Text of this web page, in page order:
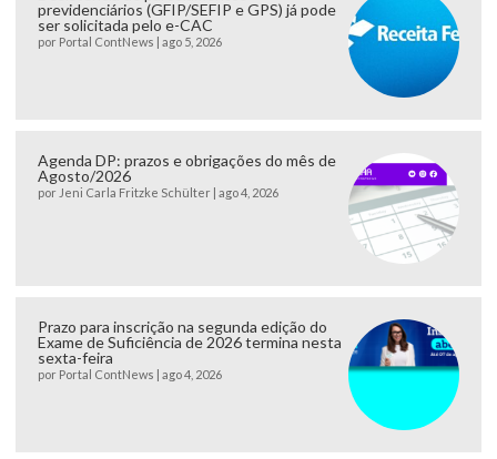
previdenciários (GFIP/SEFIP e GPS) já pode
ser solicitada pelo e-CAC
por Portal ContNews | ago 5, 2026
Agenda DP: prazos e obrigações do mês de
Agosto/2026
por Jeni Carla Fritzke Schülter | ago 4, 2026
Prazo para inscrição na segunda edição do
Exame de Suficiência de 2026 termina nesta
sexta-feira
por Portal ContNews | ago 4, 2026